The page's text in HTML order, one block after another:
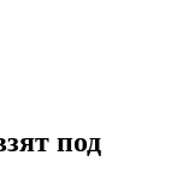
под